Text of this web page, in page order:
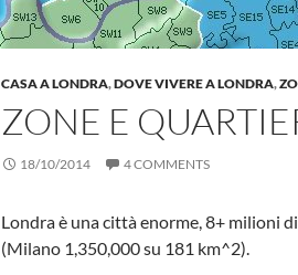
CASA A LONDRA,DOVE VIVERE A LONDRA,
ZONE E
18/10/2014 4 COMMENTS
Londra è una città enorme, 8+ milioni
(Milano 1,350,000 su 181 km^2).